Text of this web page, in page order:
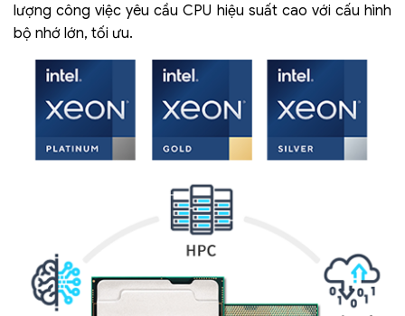
lượng công việc yêu cầu CPU hiệu suất cao với cấu hình
bộ nhớ lớn, tối ưu.